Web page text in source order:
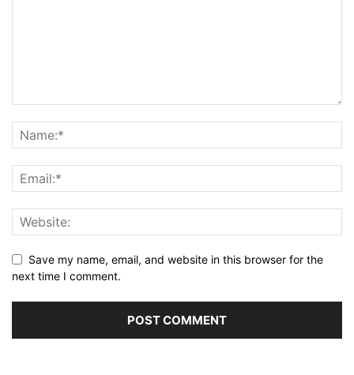
Save my name, email, and website in this browser for the
next time I comment.